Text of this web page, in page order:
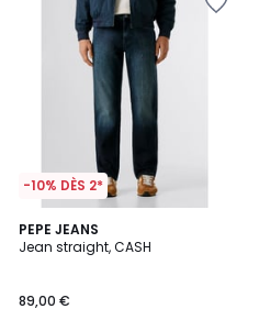
-10% DÈS 2*
PEPE JEANS
Jean straight, CASH
89,00 €